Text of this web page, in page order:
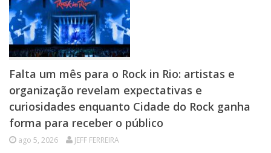
Falta um mês para o Rock in Rio: artistas e
organização revelam expectativas e
curiosidades enquanto Cidade do Rock ganha
forma para receber o público
ago 5, 2026 JEFF FERREIRA